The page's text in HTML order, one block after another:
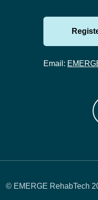
Email:
© EMERGE RehabTech